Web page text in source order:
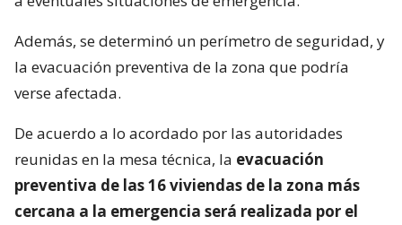
Además, se determinó un perímetro de seguridad, y
la evacuación preventiva de la zona que podría
verse afectada.
De acuerdo a lo acordado por las autoridades
reunidas en la mesa técnica, la evacuación
preventiva de las 16 viviendas de la zona más
cercana a la emergencia será realizada por el